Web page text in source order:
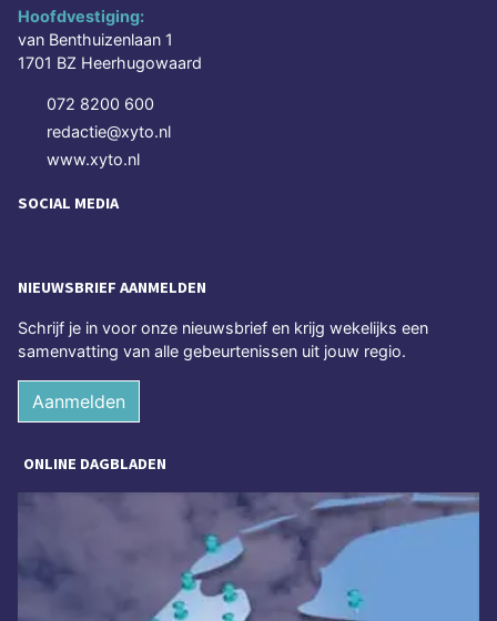
Hoofdvestiging:
van Benthuizenlaan 1
1701 BZ Heerhugowaard
072 8200 600
redactie@xyto.nl
www.xyto.nl
SOCIAL MEDIA
NIEUWSBRIEF AANMELDEN
Schrijf je in voor onze nieuwsbrief en krijg wekelijks een
samenvatting van alle gebeurtenissen uit jouw regio.
Aanmelden
ONLINE DAGBLADEN